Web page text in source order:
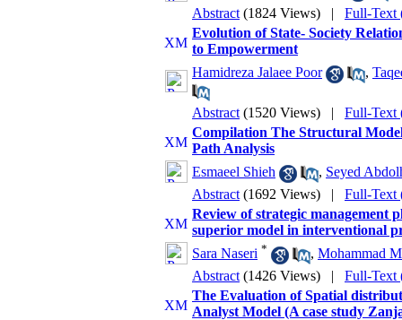
Abstract (1824 Views) | Full-Text
Evolution of State- Society
to Empowerment
Hamidreza Jalaee Poor
,
Abstract (1520 Views) | Full-Text
Compilation The Structural
Path Analysis
Esmaeel Shieh
, Seyed
Abstract (1692 Views) | Full-Text
Review of strategic management
superior model in interventional
Sara Naseri * , Mohammad
Abstract (1426 Views) | Full-Text
The Evaluation of Spatial
Analyst Model (A case study